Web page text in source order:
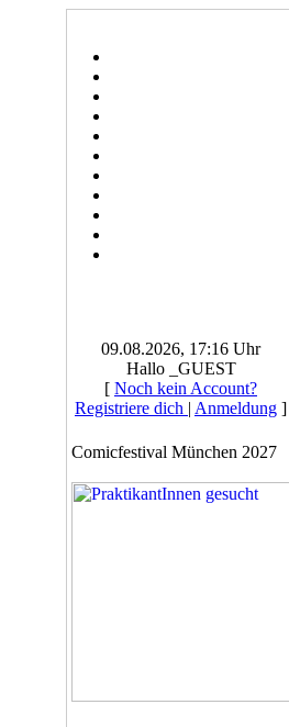
09.08.2026, 17:16 Uhr
Hallo _GUEST
[ Noch kein Account?
Registriere dich | Anmeldung ]
Comicfestival München 2027